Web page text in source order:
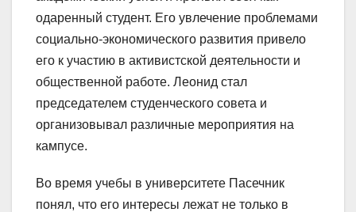
одаренный студент. Его увлечение проблемами
социально-экономического развития привело
его к участию в активистской деятельности и
общественной работе. Леонид стал
председателем студенческого совета и
организовывал различные мероприятия на
кампусе.
Во время учебы в университете Пасечник
понял, что его интересы лежат не только в